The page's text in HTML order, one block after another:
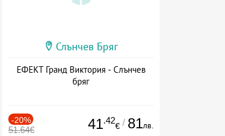
Слънчев Бряг
ЕФЕКТ Гранд Виктория - Слънчев
бряг
-20%
51.64€ 41.42
€ / 81лв.